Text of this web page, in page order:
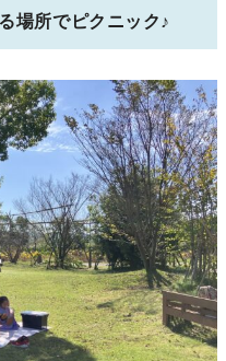
場所でピクニック♪